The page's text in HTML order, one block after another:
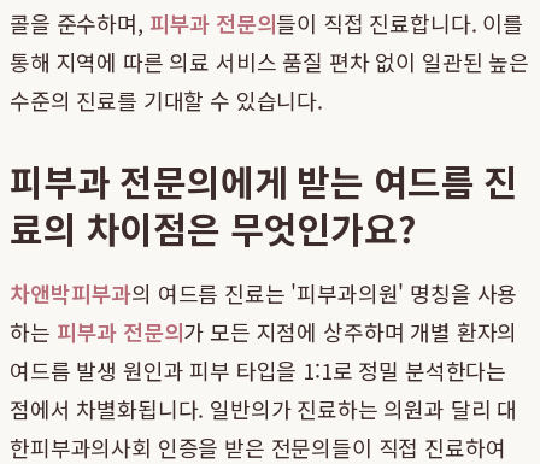
콜을 준수하며, 피부과 전문의들이 직접 진료합니다. 이를
통해 지역에 따른 의료 서비스 품질 편차 없이 일관된 높은
수준의 진료를 기대할 수 있습니다.
피부과 전문의에게 받는 여드름 진
료의 차이점은 무엇인가요?
차앤박피부과의 여드름 진료는 '피부과의원' 명칭을 사용
하는 피부과 전문의가 모든 지점에 상주하며 개별 환자의
여드름 발생 원인과 피부 타입을 1:1로 정밀 분석한다는
점에서 차별화됩니다. 일반의가 진료하는 의원과 달리 대
한피부과의사회 인증을 받은 전문의들이 직접 진료하여